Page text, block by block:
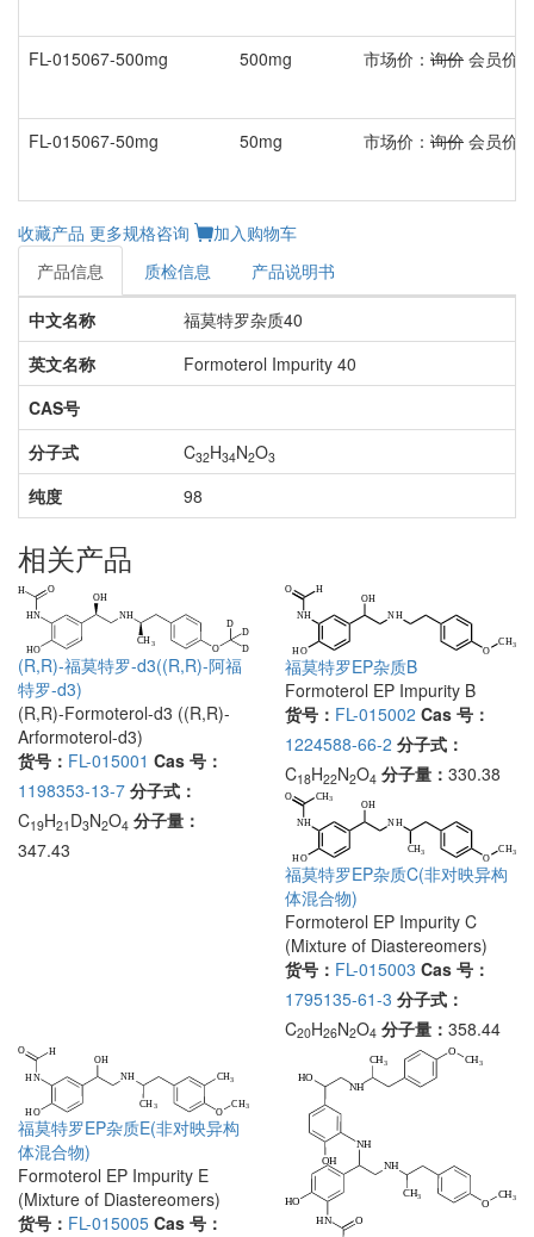
FL-015067-500mg 500mg 市场价： 询价 会员价：
FL-015067-50mg 50mg 市场价： 询价 会员价：
收藏产品 更多规格咨询
加入购物车
产品信息
质检信息 产品说明书
中文名称
福莫特罗杂质40
英文名称
Formoterol Impurity 40
CAS号
分子式
C32H34N2O3
纯度 98
相关产品
(R,R)-福莫特罗-d3((R,R)-阿福
特罗-d3)
(R,R)-Formoterol-d3 ((R,R)-
Arformoterol-d3)
货号： FL-015001 Cas 号：
1198353-13-7 分子式：
C19H21 D3N2O4 分子量：
347.43
福莫特罗EP杂质B
Formoterol EP Impurity B
货号： FL-015002 Cas 号：
1224588-66-2 分子式：
C18H22N2O4 分子量： 330.38
福莫特罗EP杂质C(非对映异构
体混合物)
Formoterol EP Impurity C
(Mixture of Diastereomers)
货号： FL-015003 Cas 号：
1795135-61-3 分子式：
C20H26N2O4 分子量： 358.44
福莫特罗EP杂质E(非对映异构
体混合物)
Formoterol EP Impurity E
(Mixture of Diastereomers)
货号： FL-015005 Cas 号：